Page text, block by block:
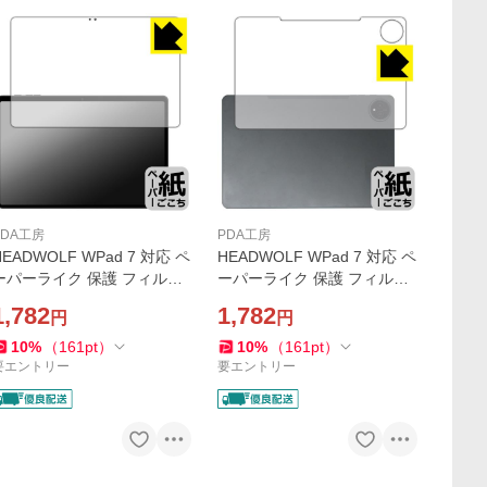
工房
WPad 7 対応 ペ
パーライク 保護 フィルム
円
10% （161 pt）
エントリー
PDA工房
HEADWOLF WPad 7 対応 ペ
ーパーライク 保護 フィルム
1,782円
10% （161 pt）
要エントリー